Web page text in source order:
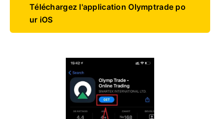
Téléchargez l'application Olymptrade po
ur iOS